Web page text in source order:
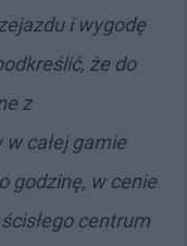
i wygodę
że do
z
całej gamie
godzinę, w cenie
centrum